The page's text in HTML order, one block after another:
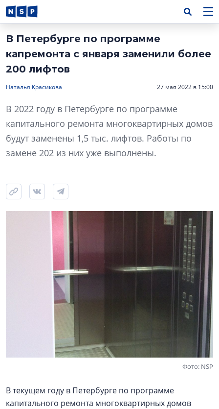
В Петербурге по программе
капремонта с января заменили более
200 лифтов
Наталья Красикова 27 мая 2022 в 15:00
В 2022 году в Петербурге по программе
капитального ремонта многоквартирных домов
будут заменены 1,5 тыс. лифтов. Работы по
замене 202 из них уже выполнены.
Фото: NSP
В текущем году в Петербурге по программе
капитального ремонта многоквартирных домов